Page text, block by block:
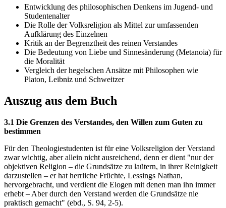
Entwicklung des philosophischen Denkens im Jugend- und
Studentenalter
Die Rolle der Volksreligion als Mittel zur umfassenden
Aufklärung des Einzelnen
Kritik an der Begrenztheit des reinen Verstandes
Die Bedeutung von Liebe und Sinnesänderung (Metanoia) für
die Moralität
Vergleich der hegelschen Ansätze mit Philosophen wie
Platon, Leibniz und Schweitzer
Auszug aus dem Buch
3.1 Die Grenzen des Verstandes, den Willen zum Guten zu
bestimmen
Für den Theologiestudenten ist für eine Volksreligion der Verstand
zwar wichtig, aber allein nicht ausreichend, denn er dient "nur der
objektiven Religion – die Grundsätze zu laütern, in ihrer Reinigkeit
darzustellen – er hat herrliche Früchte, Lessings Nathan,
hervorgebracht, und verdient die Elogen mit denen man ihn immer
erhebt – Aber durch den Verstand werden die Grundsätze nie
praktisch gemacht" (ebd., S. 94, 2-5).